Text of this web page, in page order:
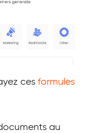
ces formules
au